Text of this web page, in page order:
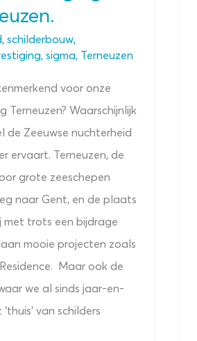
, schilderbouw,
, sigma, Terneuzen
voor onze
Terneuzen? Waarschijnlijk
de Zeeuwse nuchterheid
ervaart. Terneuzen, de
grote zeeschepen
naar Gent, en de plaats
met trots een bijdrage
mooie projecten zoals
Maar ook de
we al sinds jaar-en-
van schilders